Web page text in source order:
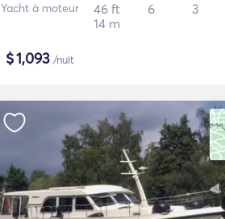
Yacht à moteur
46 ft
14 m
6 3
$1,093 /nuit